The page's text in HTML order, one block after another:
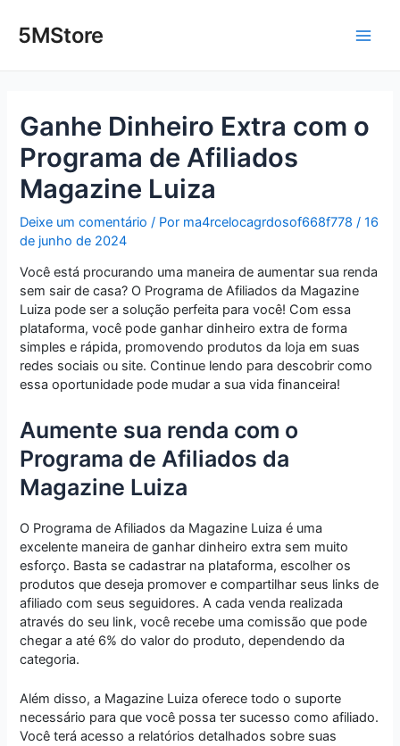
para5MStore
Ganhe Dinheiro Extra com o
Programa de Afiliados
Magazine Luiza
Deixe um comentário / Por ma4rcelocagrdosof668f778/16
de junho de 2024
Você está procurando uma maneira de aumentar sua renda
sem sair de casa? O Programa de Afiliados da Magazine
Luiza pode ser a solução perfeita para você! Com essa
plataforma, você pode ganhar dinheiro extra de forma
simples e rápida, promovendo produtos da loja em suas
redes sociais ou site. Continue lendo para descobrir como
essa oportunidade pode mudar a sua vida financeira!
Aumente sua renda com o
Programa de Afiliados da
Magazine Luiza
O Programa de Afiliados da Magazine Luiza é uma
excelente maneira de ganhar dinheiro extra sem muito
esforço. Basta se cadastrar na plataforma, escolher os
produtos que deseja promover e compartilhar seus links de
afiliado com seus seguidores. A cada venda realizada
através do seu link, você recebe uma comissão que pode
chegar a até 6% do valor do produto, dependendo da
categoria.
Além disso, a Magazine Luiza oferece todo o suporte
necessário para que você possa ter sucesso como afiliado.
Você terá acesso a relatórios detalhados sobre suas
navigation